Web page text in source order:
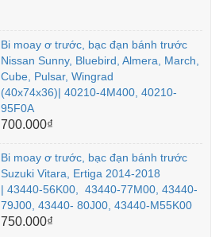
Bi moay ơ trước, bạc đạn bánh trước
Nissan Sunny, Bluebird, Almera, March,
Cube, Pulsar, Wingrad
(40x74x36)| 40210-4M400, 40210-
95F0A
700.000₫
Bi moay ơ trước, bạc đạn bánh trước
Suzuki Vitara, Ertiga 2014-2018
| 43440-56K00, 43440-77M00, 43440-
79J00, 43440- 80J00, 43440-M55K00
750.000₫